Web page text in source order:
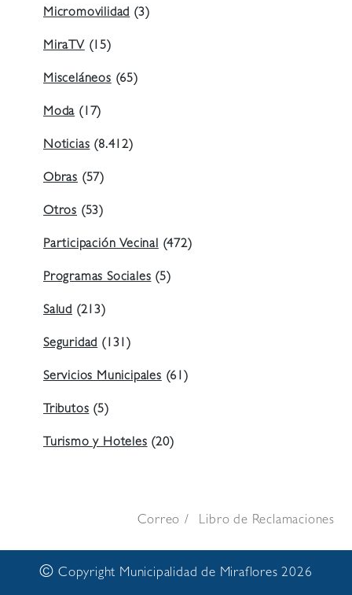
Micromovilidad(3)
MiraTV(15)
Misceláneos(65)
Moda(17)
Noticias(8.412)
Obras (57)
Otros (53)
Participación Vecinal(472)
Programas Sociales(5)
Salud (213)
Seguridad(131)
Servicios Municipales(61)
Tributos(5)
Turismo y Hoteles(20)
Correo Libro de Reclamaciones
© Copyright Municipalidad de Miraflores 2026